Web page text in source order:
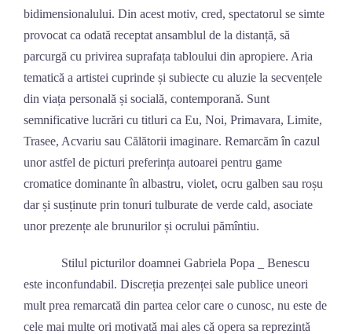
bidimensionalului. Din acest motiv, cred, spectatorul se simte
provocat ca odată receptat ansamblul de la distanță, să
parcurgă cu privirea suprafața tabloului din apropiere. Aria
tematică a artistei cuprinde și subiecte cu aluzie la secvențele
din viața personală și socială, contemporană. Sunt
semnificative lucrări cu titluri ca Eu, Noi, Primavara, Limite,
Trasee, Acvariu sau Călătorii imaginare. Remarcăm în cazul
unor astfel de picturi preferința autoarei pentru game
cromatice dominante în albastru, violet, ocru galben sau roșu
dar și susținute prin tonuri tulburate de verde cald, asociate
unor prezențe ale brunurilor și ocrului pămîntiu.
Stilul picturilor doamnei Gabriela Popa _ Benescu
este inconfundabil. Discreția prezenței sale publice uneori
mult prea remarcată din partea celor care o cunosc, nu este de
cele mai multe ori motivată mai ales că opera sa reprezintă